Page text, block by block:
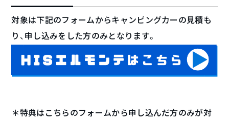
対象は下記のフォームからキャンピングカーの見積も
り、申し込みをした方のみとなります。
＊特典はこちらのフォームから申し込んだ方のみが対